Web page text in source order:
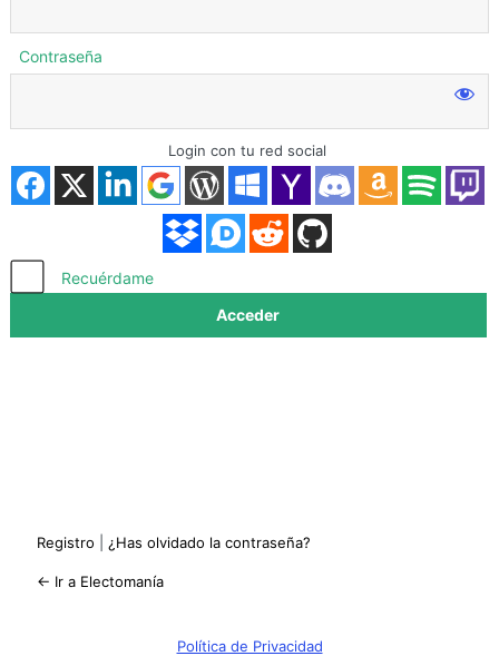
Acceder
Contraseña
Login con tu red social
Recuérdame
Registro ¿Has olvidado la contraseña?
← Ir a Electomanía
Política de Privacidad